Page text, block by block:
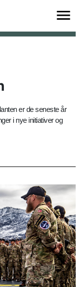
er de seneste år
i nye initiativer og